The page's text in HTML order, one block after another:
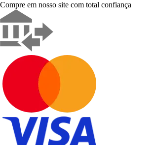
Compre em nosso site com total confiança